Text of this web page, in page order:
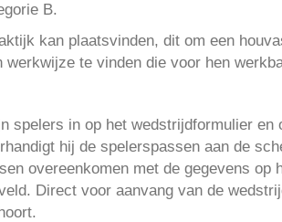
B.
kan plaatsvinden, dit om een
te vinden die voor hen
spelers in op het wedstrijdformulier en
hij de spelerspassen aan de
overeenkomen met de gegevens op
Direct voor aanvang van de